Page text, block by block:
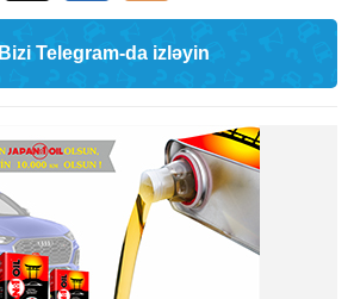
Bizi Telegram-da izləyin